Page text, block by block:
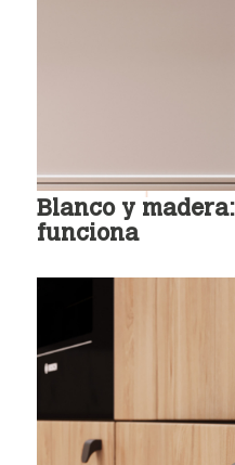
Blanco y
funciona